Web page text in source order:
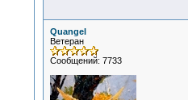
Quangel
Ветеран
Сообщений: 7733